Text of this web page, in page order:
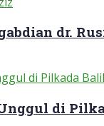
dr.
di